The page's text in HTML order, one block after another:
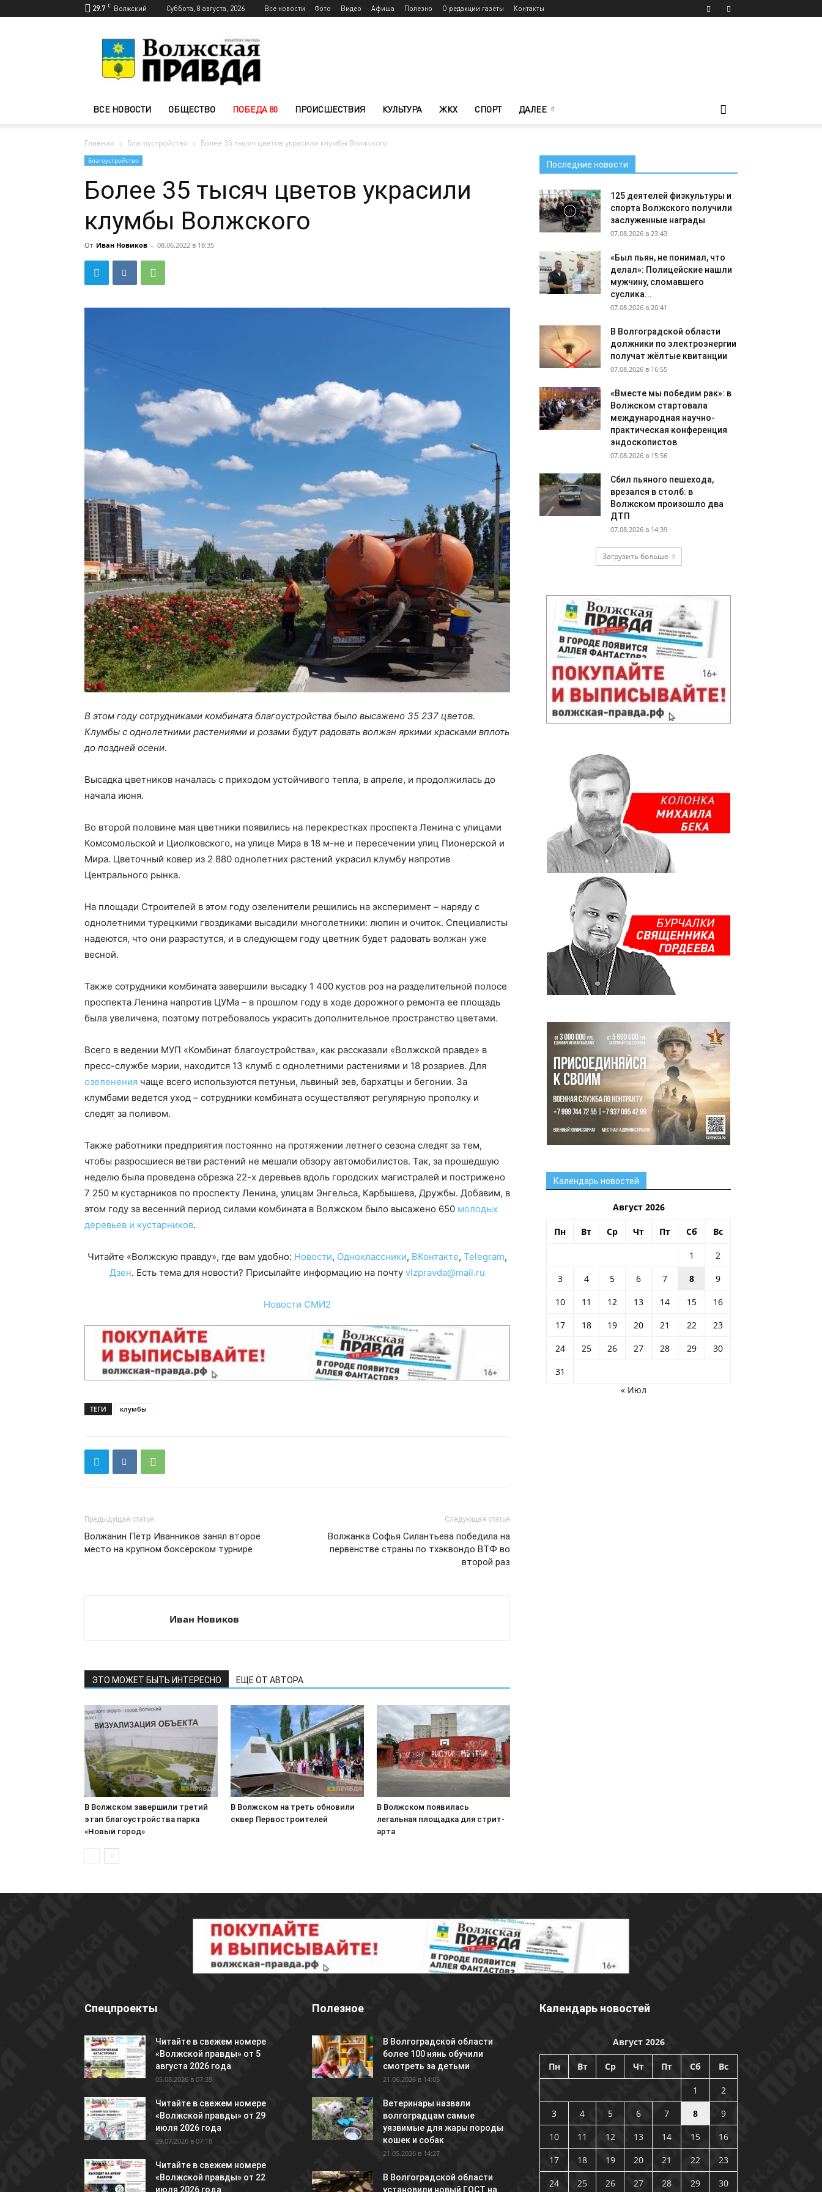
29.7 C Волжский Суббота, 8 августа, 2026 Все новости Фото Видео Афиша Полезно О редакции газеты Контакты
Волжского
—
Волжская
ВСЕ НОВОСТИ ОБЩЕСТВО ПОБЕДА 80 ПРОИСШЕСТВИЯ КУЛЬТУРА ЖКХ СПОРТ ДАЛЕЕ
Главная Благоустройство Более 35 тысяч цветов украсили клумбы Волжского
Благоустройство
Более 35 тысяч цветов украсили
клумбы Волжского
От Иван Новиков - 08.06.2022 в 18:35
В этом году сотрудниками комбината благоустройства было высажено 35 237 цветов.
Клумбы с однолетними растениями и розами будут радовать волжан яркими красками вплоть
до поздней осени.
Высадка цветников началась с приходом устойчивого тепла, в апреле, и продолжилась до
начала июня.
Во второй половине мая цветники появились на перекрестках проспекта Ленина с улицами
Комсомольской и Циолковского, на улице Мира в 18 м-не и пересечении улиц Пионерской и
Мира. Цветочный ковер из 2 880 однолетних растений украсил клумбу напротив
Центрального рынка.
На площади Строителей в этом году озеленители решились на эксперимент – наряду с
однолетними турецкими гвоздиками высадили многолетники: люпин и очиток. Специалисты
надеются, что они разрастутся, и в следующем году цветник будет радовать волжан уже
весной.
Также сотрудники комбината завершили высадку 1 400 кустов роз на разделительной полосе
проспекта Ленина напротив ЦУМа – в прошлом году в ходе дорожного ремонта ее площадь
была увеличена, поэтому потребовалось украсить дополнительное пространство цветами.
Всего в ведении МУП «Комбинат благоустройства», как рассказали «Волжской правде» в
пресс-службе мэрии, находится 13 клумб с однолетними растениями и 18 розариев. Для
озеленения чаще всего используются петуньи, львиный зев, бархатцы и бегонии. За
клумбами ведется уход – сотрудники комбината осуществляют регулярную прополку и
следят за поливом.
Также работники предприятия постоянно на протяжении летнего сезона следят за тем,
чтобы разросшиеся ветви растений не мешали обзору автомобилистов. Так, за прошедшую
неделю была проведена обрезка 22-х деревьев вдоль городских магистралей и пострижено
7 250 м кустарников по проспекту Ленина, улицам Энгельса, Карбышева, Дружбы. Добавим, в
этом году за весенний период силами комбината в Волжском было высажено 650 молодых
деревьев и кустарников.
Читайте «Волжскую правду», где вам удобно: Новости, Одноклассники, ВКонтакте, Telegram,
Дзен. Есть тема для новости? Присылайте информацию на почту vlzpravda@mail.ru
Новости СМИ2
ТЕГИ клумбы
Предыдущая статья
Волжанин Пётр Иванников занял второе
место на крупном боксёрском турнире
Следующая статья
Волжанка Софья Силантьева победила на
первенстве страны по тхэквондо ВТФ во
второй раз
Иван Новиков
ЭТО МОЖЕТ БЫТЬ ИНТЕРЕСНО ЕЩЕ ОТ АВТОРА
В Волжском завершили третий
этап благоустройства парка
«Новый город»
В Волжском на треть обновили
сквер Первостроителей
В Волжском появилась
легальная площадка для стрит-
арта
Последние новости
125 деятелей физкультуры и
спорта Волжского получили
заслуженные награды
07.08.2026 в 23:43
«Был пьян, не понимал, что
делал»: Полицейские нашли
мужчину, сломавшего
суслика...
07.08.2026 в 20:41
В Волгоградской области
должники по электроэнергии
получат жёлтые квитанции
07.08.2026 в 16:55
«Вместе мы победим рак»: в
Волжском стартовала
международная научно-
практическая конференция
эндоскопистов
07.08.2026 в 15:56
Сбил пьяного пешехода,
врезался в столб: в
Волжском произошло два
ДТП
07.08.2026 в 14:39
Загрузить больше
Календарь новостей
Август 2026
Пн Вт Ср Чт Пт Сб Вс
1
2
3
4 5 6 7 8
9
10
11 12 13 14 15
16
17
18 19 20 21 22
23
24
25 26 27 28 29
30
31
« Июл
Спецпроекты
Читайте в свежем номере
«Волжской правды» от 5
августа 2026 года
05.08.2026 в 07:39
Читайте в свежем номере
«Волжской правды» от 29
июля 2026 года
29.07.2026 в 07:18
Читайте в свежем номере
«Волжской правды» от 22
июля 2026 года
Полезное
В Волгоградской области
более 100 нянь обучили
смотреть за детьми
21.06.2026 в 14:05
Ветеринары назвали
волгоградцам самые
уязвимые для жары породы
кошек и собак
21.05.2026 в 14:27
В Волгоградской области
установили новый ГОСТ на
Календарь новостей
Август 2026
Пн Вт Ср Чт Пт Сб Вс
1
2
3
4 5 6 7 8
9
10
11 12 13 14 15
16
17
18 19 20 21 22
23
24
25 26 27 28 29 30